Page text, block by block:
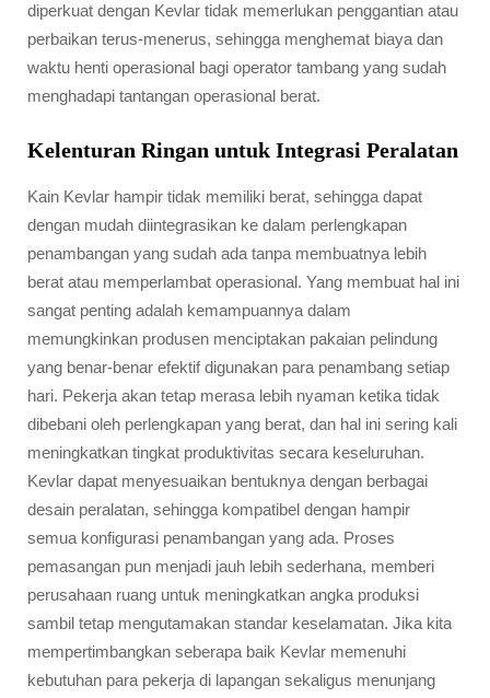
diperkuat dengan Kevlar tidak memerlukan penggantian atau
perbaikan terus-menerus, sehingga menghemat biaya dan
waktu henti operasional bagi operator tambang yang sudah
menghadapi tantangan operasional berat.
Kelenturan Ringan untuk Integrasi Peralatan
Kain Kevlar hampir tidak memiliki berat, sehingga dapat
dengan mudah diintegrasikan ke dalam perlengkapan
penambangan yang sudah ada tanpa membuatnya lebih
berat atau memperlambat operasional. Yang membuat hal ini
sangat penting adalah kemampuannya dalam
memungkinkan produsen menciptakan pakaian pelindung
yang benar-benar efektif digunakan para penambang setiap
hari. Pekerja akan tetap merasa lebih nyaman ketika tidak
dibebani oleh perlengkapan yang berat, dan hal ini sering kali
meningkatkan tingkat produktivitas secara keseluruhan.
Kevlar dapat menyesuaikan bentuknya dengan berbagai
desain peralatan, sehingga kompatibel dengan hampir
semua konfigurasi penambangan yang ada. Proses
pemasangan pun menjadi jauh lebih sederhana, memberi
perusahaan ruang untuk meningkatkan angka produksi
sambil tetap mengutamakan standar keselamatan. Jika kita
mempertimbangkan seberapa baik Kevlar memenuhi
kebutuhan para pekerja di lapangan sekaligus menunjang